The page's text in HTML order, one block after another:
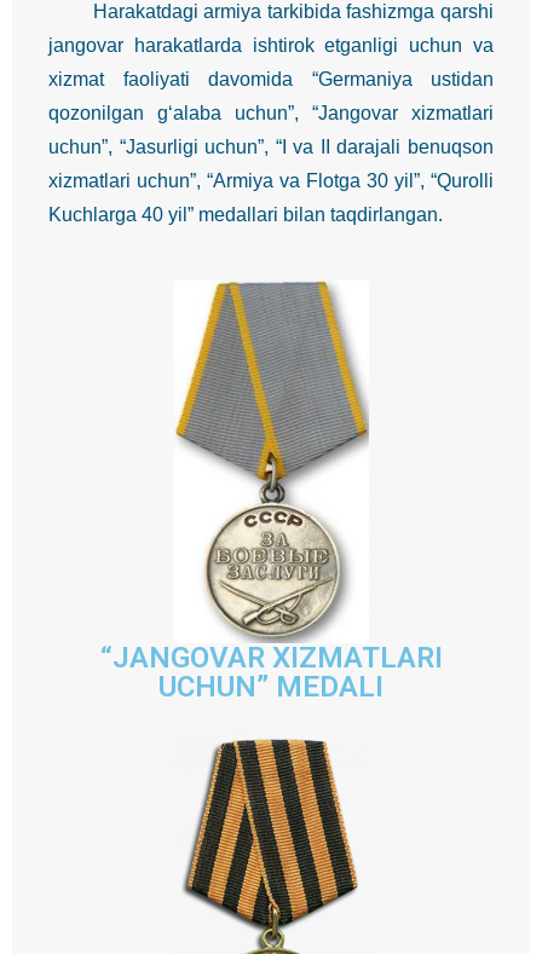
Harakatdagi armiya tarkibida fashizmga qarshi
jangovar harakatlarda ishtirok etganligi uchun va
xizmat faoliyati davomida “Germaniya ustidan
qozonilgan g‘alaba uchun”, “Jangovar xizmatlari
uchun”, “Jasurligi uchun”, “I va II darajali benuqson
xizmatlari uchun”, “Armiya va Flotga 30 yil”, “Qurolli
Kuchlarga 40 yil” medallari bilan taqdirlangan.
“JANGOVAR XIZMATLARI
UCHUN” MEDALI